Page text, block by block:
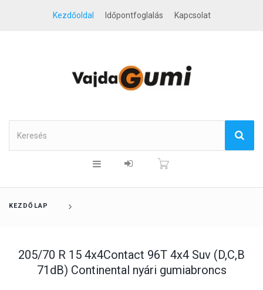
Kezdőoldal Időpontfoglalás Kapcsolat
KEZDŐLAP
205/70 R 15 4x4Contact 96T 4x4 Suv (D,C,B
71dB) Continental nyári gumiabroncs